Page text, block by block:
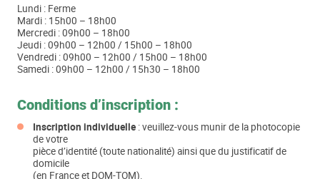
Lundi : Ferme
Mardi : 15h00 – 18h00
Mercredi : 09h00 – 18h00
Jeudi : 09h00 – 12h00 / 15h00 – 18h00
Vendredi : 09h00 – 12h00 / 15h00 – 18h00
Samedi : 09h00 – 12h00 / 15h30 – 18h00
Conditions d’inscription :
Inscription individuelle: veuillez-vous munir de la photocopie
de votre
pièce d’identité (toute nationalité) ainsi que du justificatif de
domicile
(en France et DOM-TOM).